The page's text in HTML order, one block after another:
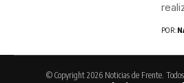
POR:
© Copyright 2026 Noticias de Frente. Todos